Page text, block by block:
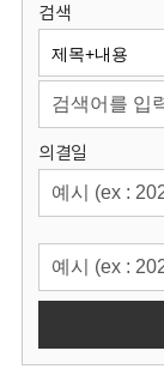
검색
의결일